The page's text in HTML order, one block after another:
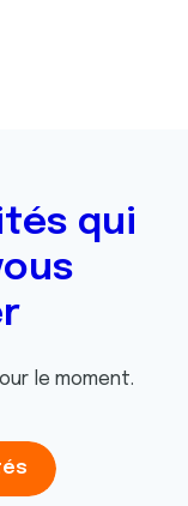
qui
le moment.